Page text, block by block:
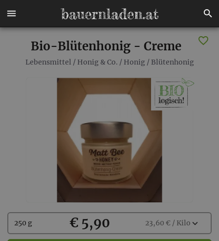
Bio-Blütenhonig - Creme
Lebensmittel / Honig & Co. / Honig/ Blütenhonig
Kaufen
Wählen
Sie
250 g € 5,90 23,60 € / Kiloexpand_more